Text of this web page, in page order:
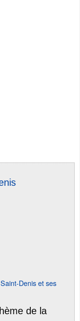
Denis et ses
de la